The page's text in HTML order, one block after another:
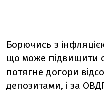
Борючись з
що може підвищити
потягне догори
депозитами, і за